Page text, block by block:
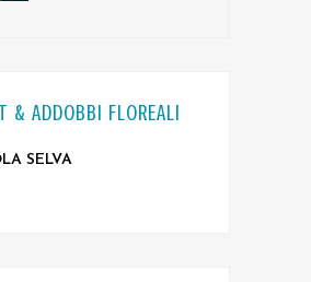
& ADDOBBI FLOREALI
SELVA